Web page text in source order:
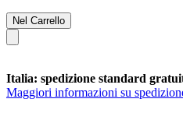
Nel Carrello
Italia: spedizione standard
Maggiori informazioni su